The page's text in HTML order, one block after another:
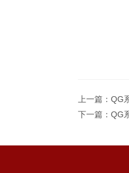
上一篇： QG
下一篇： QG